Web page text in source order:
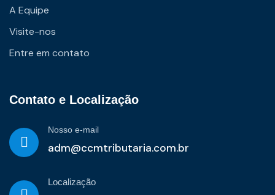
A Equipe
Visite-nos
Entre em contato
Contato e Localização
Nosso e-mail
adm@ccmtributaria.com.br
Localização